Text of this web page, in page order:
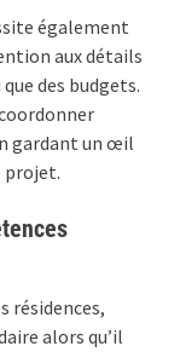
également
aux détails
des budgets.
gardant un œil
projet.
résidences,
alors qu’il